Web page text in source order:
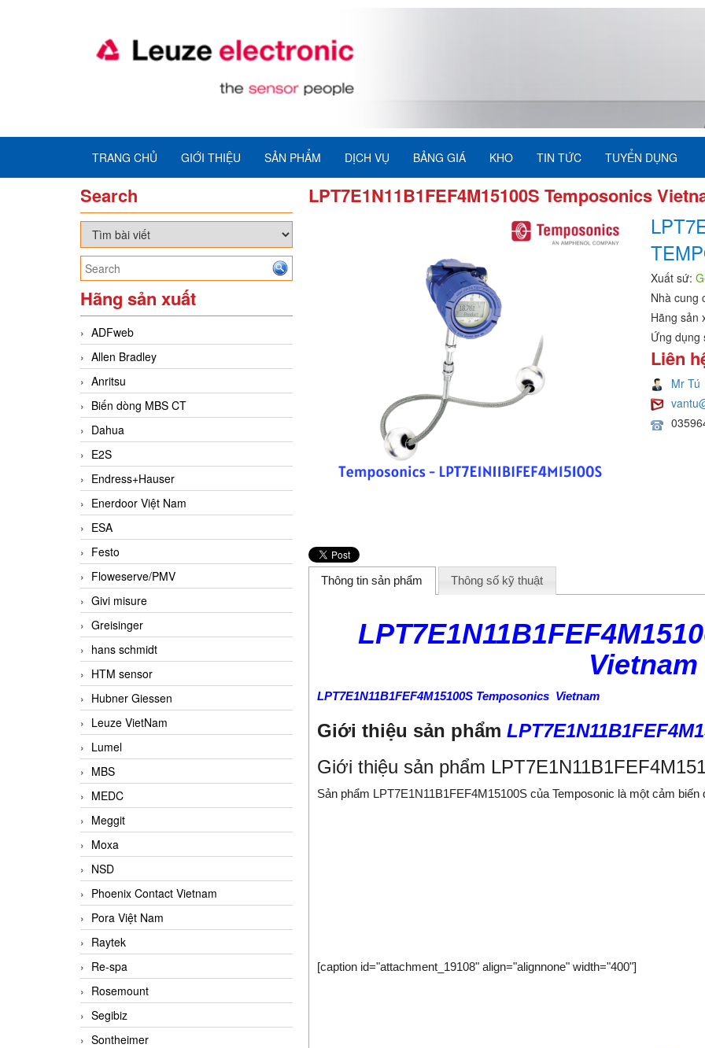
TRANG CHỦ GIỚI THIỆU SẢN PHẨM DỊCH VỤ BẢNG GIÁ KHO TIN TỨC TUYỂN DỤNG
Search
Hãng sản xuất
ADFweb
Allen Bradley
Anritsu
Biến dòng MBS CT
Dahua
E2S
Endress+Hauser
Enerdoor Việt Nam
ESA
Festo
Floweserve/PMV
Givi misure
Greisinger
hans schmidt
HTM sensor
Hubner Giessen
Leuze VietNam
Lumel
MBS
MEDC
Meggit
Moxa
NSD
Phoenix Contact Vietnam
Pora Việt Nam
Raytek
Re-spa
Rosemount
Segibiz
Sontheimer
LPT7E1N11B1FEF4M15100S Temposonics
Xuất sứ:
Nhà cung
Hãng sản
Ứng
Liên
Mr Tú
Thông tin sản phẩm Thông số kỹ thuật
Vietnam
LPT7E1N11B1FEF4M15100S Temposonics Vietnam
Giới thiệu sản phẩm
Giới thiệu sản phẩm
Sản phẩm LPT7E1N11B1FEF4M15100S của Temposonic là một cảm
[caption id="attachment_19108" align="alignnone" width="400"]